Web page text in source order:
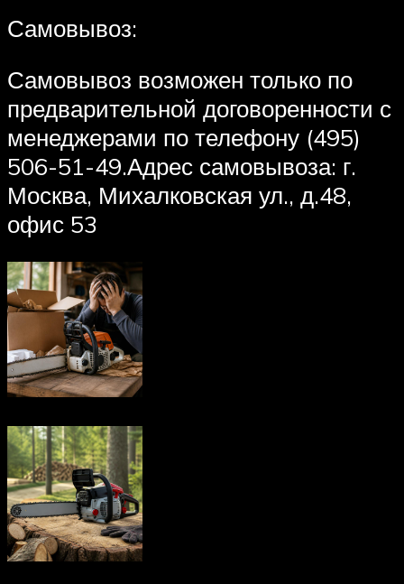
Самовывоз:
Самовывоз возможен только по
предварительной договоренности с
менеджерами по телефону (495)
506-51-49.Адрес самовывоза: г.
Москва, Михалковская ул., д.48,
офис 53